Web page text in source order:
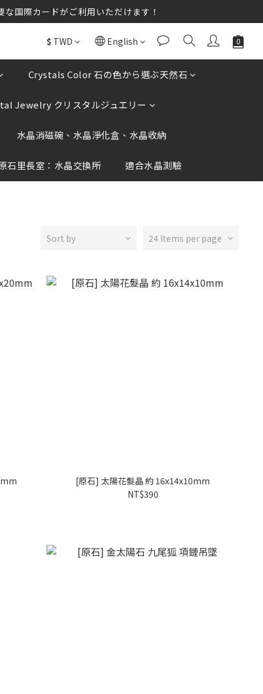
際カードがご利用いただけます！
際カードがご利用いただけます！
on any unknown links.
際カードがご利用いただけます！
$ TWD English
Crystals Color 石の色から選ぶ天然石
Jewelry クリスタルジュエリー
水晶消磁碗、水晶淨化盒、水晶收納
石里長室：水晶交換所 適合水晶測驗
Sort by 24 Items per page
[原石] 太陽花髮晶 約 16x14x10mm
NT$390